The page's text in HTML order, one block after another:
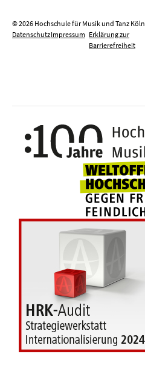
© 2026 Hochschule für Musik und Tanz Köln
DatenschutzImpressum Erklärung zur
Barrierefreiheit